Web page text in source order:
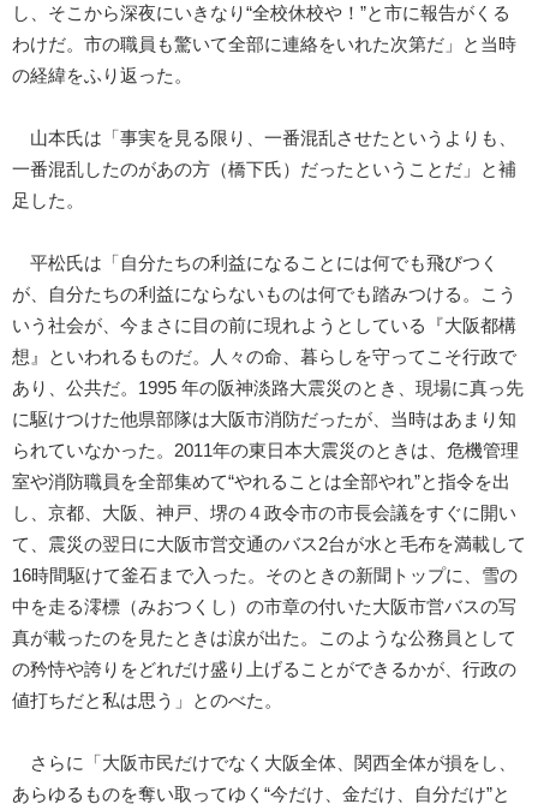
し、そこから深夜にいきなり“全校休校や！”と市に報告がくる
わけだ。市の職員も驚いて全部に連絡をいれた次第だ」と当時
の経緯をふり返った。
山本氏は「事実を見る限り、一番混乱させたというよりも、
一番混乱したのがあの方（橋下氏）だったということだ」と補
足した。
平松氏は「自分たちの利益になることには何でも飛びつく
が、自分たちの利益にならないものは何でも踏みつける。こう
いう社会が、今まさに目の前に現れようとしている『大阪都構
想』といわれるものだ。人々の命、暮らしを守ってこそ行政で
あり、公共だ。1995 年の阪神淡路大震災のとき、現場に真っ先
に駆けつけた他県部隊は大阪市消防だったが、当時はあまり知
られていなかった。2011年の東日本大震災のときは、危機管理
室や消防職員を全部集めて“やれることは全部やれ”と指令を出
し、京都、大阪、神戸、堺の４政令市の市長会議をすぐに開い
て、震災の翌日に大阪市営交通のバス2台が水と毛布を満載して
16時間駆けて釜石まで入った。そのときの新聞トップに、雪の
中を走る澪標（みおつくし）の市章の付いた大阪市営バスの写
真が載ったのを見たときは涙が出た。このような公務員として
の矜恃や誇りをどれだけ盛り上げることができるかが、行政の
値打ちだと私は思う」とのべた。
さらに「大阪市民だけでなく大阪全体、関西全体が損をし、
あらゆるものを奪い取ってゆく“今だけ、金だけ、自分だけ”と